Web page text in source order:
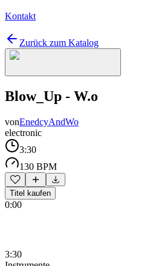
Kontakt
Zurück zum Katalog
Blow_Up - W.o
vonEnedcyAndWo
electronic
3:30
130 BPM
Titel kaufen
0:00
3:30